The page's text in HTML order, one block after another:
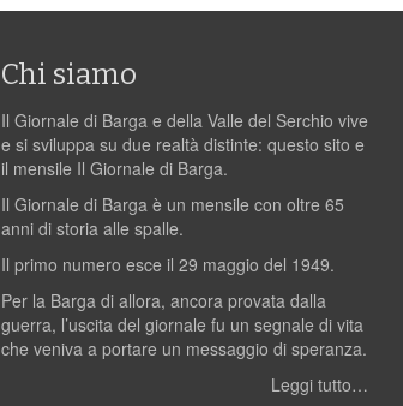
Chi siamo
Il Giornale di Barga e della Valle del Serchio vive
e si sviluppa su due realtà distinte: questo sito e
il mensile Il Giornale di Barga.
Il Giornale di Barga è un mensile con oltre 65
anni di storia alle spalle.
Il primo numero esce il 29 maggio del 1949.
Per la Barga di allora, ancora provata dalla
guerra, l’uscita del giornale fu un segnale di vita
che veniva a portare un messaggio di speranza.
Leggi tutto…